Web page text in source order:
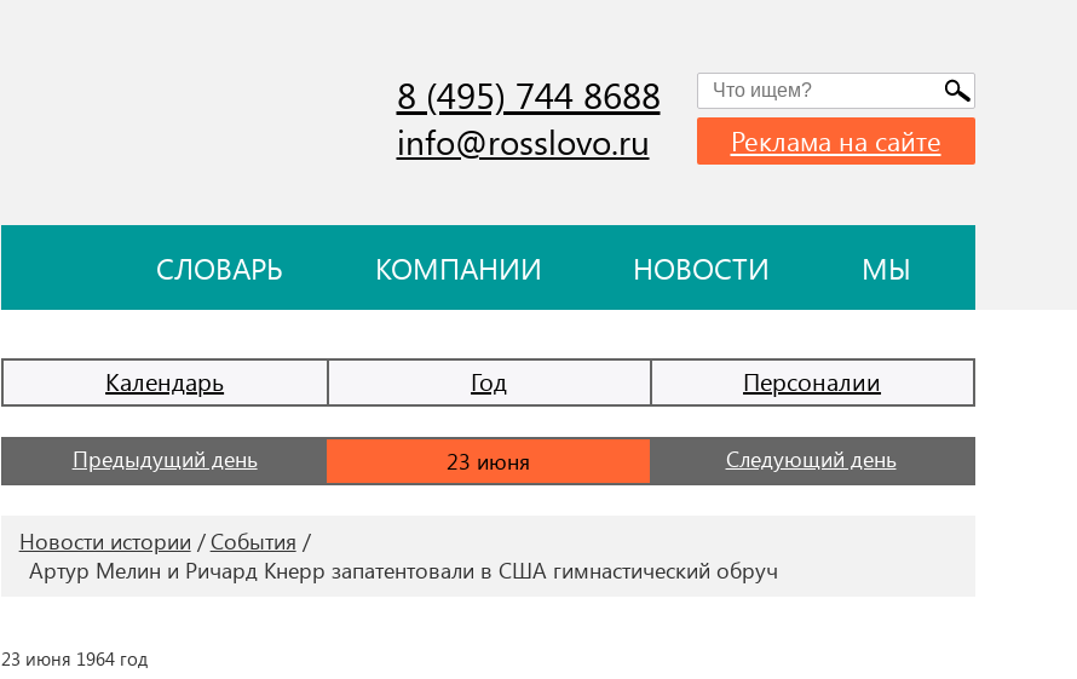
8 (495) 744 8688
info@rosslovo.ru Реклама на сайте
СЛОВАРЬ КОМПАНИИ НОВОСТИ МЫ
Календарь Год Персоналии
Предыдущий день Следующий день
Новости истории
События
Артур Мелин и Ричард Кнерр запатентовали в США гимнастический обруч
23 июня 1964 год